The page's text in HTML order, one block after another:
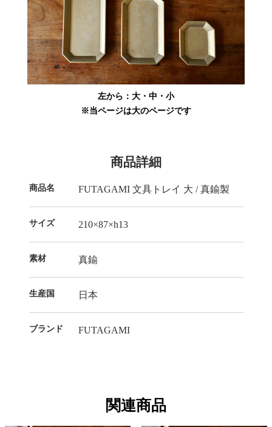
左から：大・中・小
※当ページは大のページです
商品詳細
商品名 FUTAGAMI 文具トレイ 大 / 真鍮製
サイズ 210×87×h13
素材 真鍮
生産国 日本
ブランド FUTAGAMI
関連商品